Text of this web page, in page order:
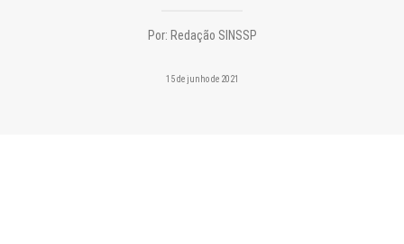
Por: Redação SINSSP
15 de junho de 2021